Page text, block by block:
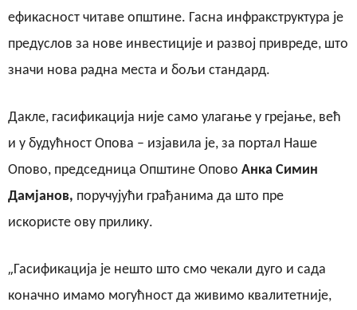
ефикасност читаве општине. Гасна инфракструктура је
предуслов за нове инвестиције и развој привреде, што
значи нова радна места и бољи стандард.
Дакле, гасификација није само улагање у грејање, већ
и у будућност Опова – изјавила је, за портал Наше
Опово, председница Општине Опово Анка Симин
Дамјанов, поручујући грађанима да што пре
искористе ову прилику.
„Гасификација је нешто што смо чекали дуго и сада
коначно имамо могућност да живимо квалитетније,